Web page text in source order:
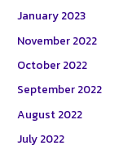
January 2023
November 2022
October 2022
September 2022
August 2022
July 2022